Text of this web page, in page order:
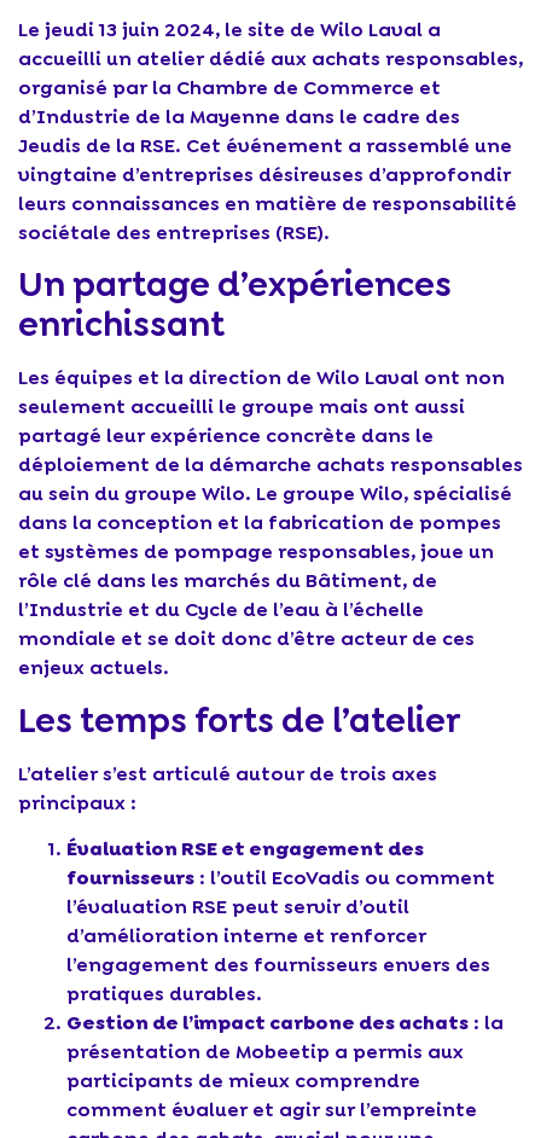
Le jeudi 13 juin 2024, le site de Wilo Laval a
accueilli un atelier dédié aux achats responsables,
organisé par la Chambre de Commerce et
d’Industrie de la Mayenne dans le cadre des
Jeudis de la RSE. Cet événement a rassemblé une
vingtaine d’entreprises désireuses d’approfondir
leurs connaissances en matière de responsabilité
sociétale des entreprises (RSE).
Un partage d’expériences
enrichissant
Les équipes et la direction de Wilo Laval ont non
seulement accueilli le groupe mais ont aussi
partagé leur expérience concrète dans le
déploiement de la démarche achats responsables
au sein du groupe Wilo. Le groupe Wilo, spécialisé
dans la conception et la fabrication de pompes
et systèmes de pompage responsables, joue un
rôle clé dans les marchés du Bâtiment, de
l’Industrie et du Cycle de l’eau à l’échelle
mondiale et se doit donc d’être acteur de ces
enjeux actuels.
Les temps forts de l’atelier
L’atelier s’est articulé autour de trois axes
principaux :
Évaluation RSE et engagement des
fournisseurs : l’outil EcoVadis ou comment
l’évaluation RSE peut servir d’outil
d’amélioration interne et renforcer
l’engagement des fournisseurs envers des
pratiques durables.
Gestion de l’impact carbone des achats : la
présentation de Mobeetip a permis aux
participants de mieux comprendre
comment évaluer et agir sur l’empreinte